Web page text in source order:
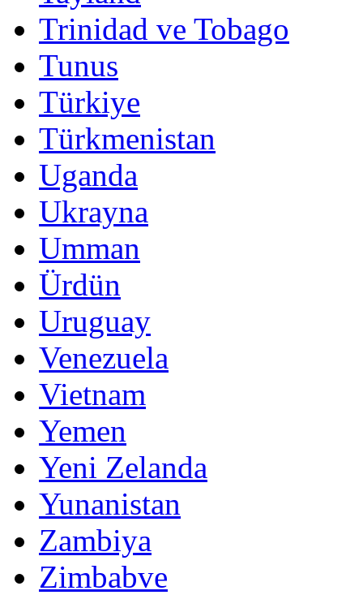
Trinidad ve Tobago
Tunus
Türkiye
Türkmenistan
Uganda
Ukrayna
Umman
Ürdün
Uruguay
Venezuela
Vietnam
Yemen
Yeni Zelanda
Yunanistan
Zambiya
Zimbabve